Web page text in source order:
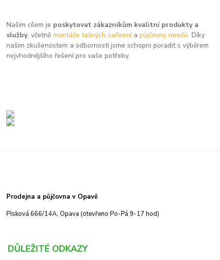
Naším cílem je poskytovat zákazníkům kvalitní produkty a
služby, včetněmontáže tažných zařízení apůjčovny nosičů. Díky
našim zkušenostem a odbornosti jsme schopni poradit s výběrem
nejvhodnějšího řešení pro vaše potřeby.
Prodejna a půjčovna v Opavě
Písková 666/14A, Opava (otevřeno Po-Pá 9-17 hod)
DŮLEŽITÉ ODKAZY